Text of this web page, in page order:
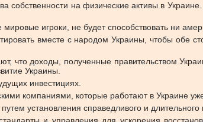
собственности на физические активы в
игроки, не будет способствовать ни
вместе с народом Украины, чтобы обе
что доходы, полученные правительством
Украины.
инвестициях.
компаниями, которые работают в Украине
установления справедливого и